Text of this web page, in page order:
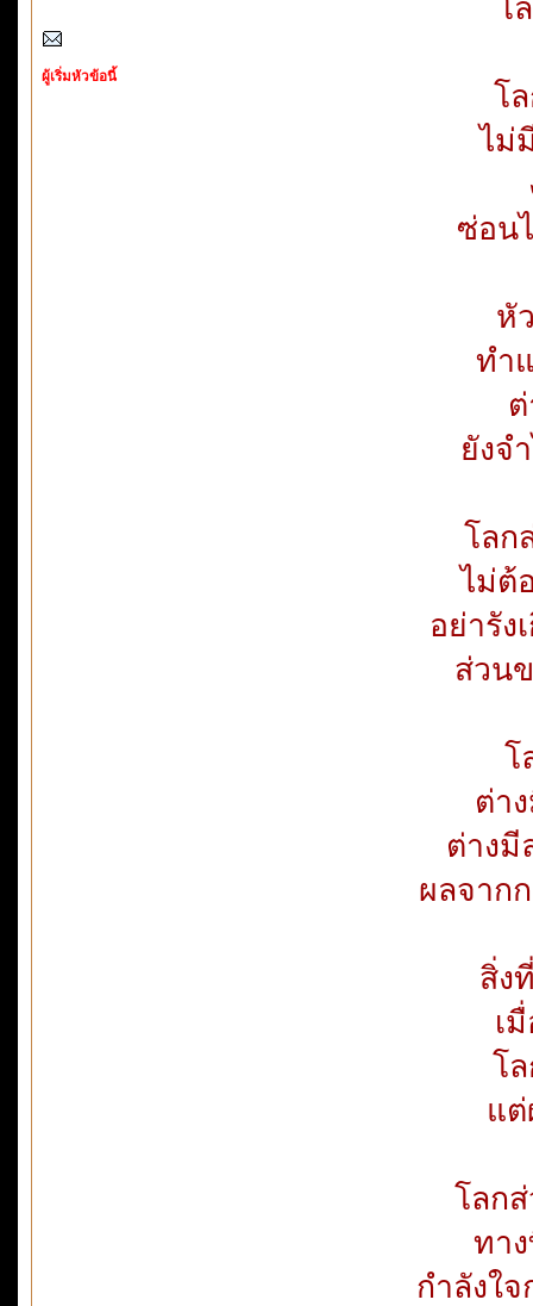
ผู้เริ่มหัวข้อนี้
โ
โ
ไม่
ซ่อน
หั
ทำ
ยังจ
โลก
ไม่ต้
อย่ารัง
ส่วน
โ
ต่า
ต่างมี
ผลจาก
สิ่ง
เ
โ
แ
โลก
ทา
กำลังใ